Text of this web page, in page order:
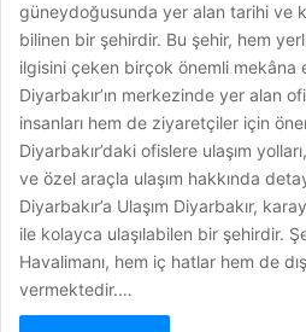
güneydoğusunda yer alan tarihi ve
bilinen bir şehirdir. Bu şehir, hem
ilgisini çeken birçok önemli mekâna
Diyarbakır’ın merkezinde yer alan
insanları hem de ziyaretçiler için
Diyarbakır’daki ofislere ulaşım
ve özel araçla ulaşım hakkında
Diyarbakır’a Ulaşım Diyarbakır,
ile kolayca ulaşılabilen bir şehirdir.
Havalimanı, hem iç hatlar hem de
vermektedir.…